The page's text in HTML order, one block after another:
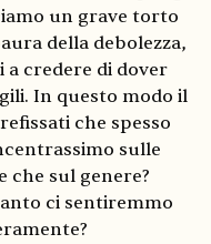
un grave torto
della debolezza,
credere di dover
In questo modo il
che spesso
sulle
che sul genere?
ci sentiremmo